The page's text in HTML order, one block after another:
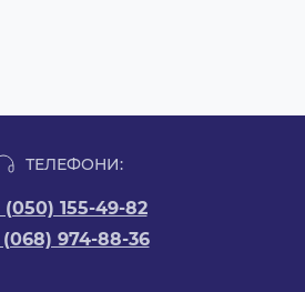
ТЕЛЕФОНИ:
(050) 155-49-82
(068) 974-88-36